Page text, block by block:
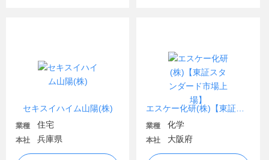
セキスイハイム山陽(株)
業種 住宅
本社 兵庫県
業種 化学
本社 大阪府